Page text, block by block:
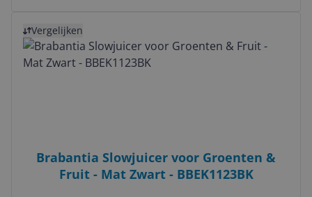
Vergelijken
Brabantia Slowjuicer voor Groenten &
Fruit - Mat Zwart - BBEK1123BK